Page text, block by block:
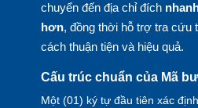
chuyển đến địa chỉ đích
hơn, đồng thời hỗ trợ tra cứu
cách thuận tiện và hiệu quả.
Cấu trúc chuẩn của Mã
Một (01) ký tự đầu tiên xác